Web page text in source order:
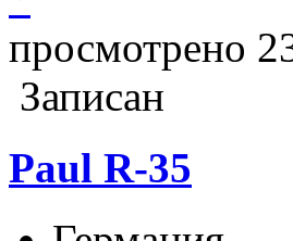
просмотрено
Записан
Paul R-35